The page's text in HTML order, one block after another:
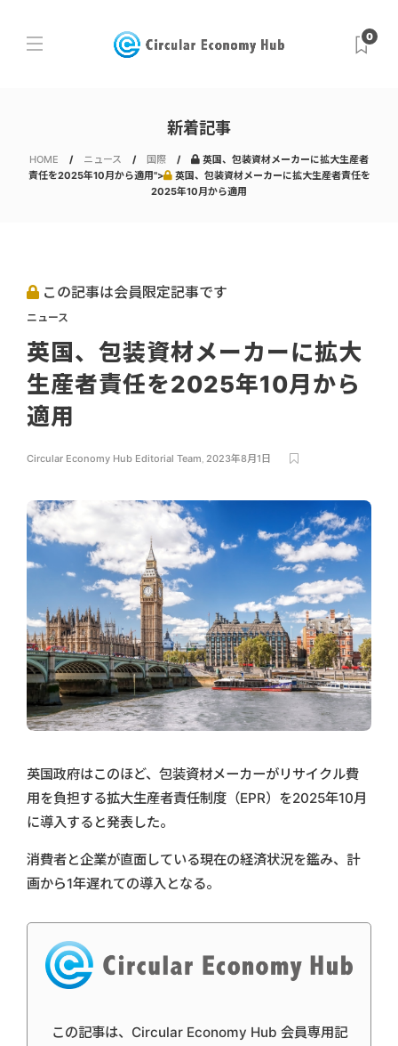
0
新着記事
HOME ニュース 国際
英国、包装資材メーカーに拡大生産者
責任を2025年10月から適用">
英国、包装資材メーカーに拡大生産者責任を
2025年10月から適用
この記事は会員限定記事です
ニュース
英国、包装資材メーカーに拡大
生産者責任を2025年10月から
適用
Circular Economy Hub Editorial Team, 2023年8月1日
英国政府はこのほど、包装資材メーカーがリサイクル費
用を負担する拡大生産者責任制度（EPR）を2025年10月
に導入すると発表した。
消費者と企業が直面している現在の経済状況を鑑み、計
画から1年遅れての導入となる。
この記事は、Circular Economy Hub 会員専用記